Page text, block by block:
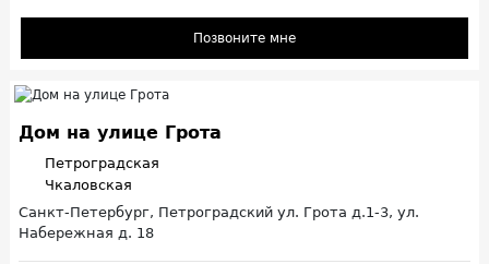
Позвоните мне
Дом на улице Грота
Петроградская
Чкаловская
Санкт-Петербург, Петроградский ул. Грота д.1-3, ул.
Набережная д. 18